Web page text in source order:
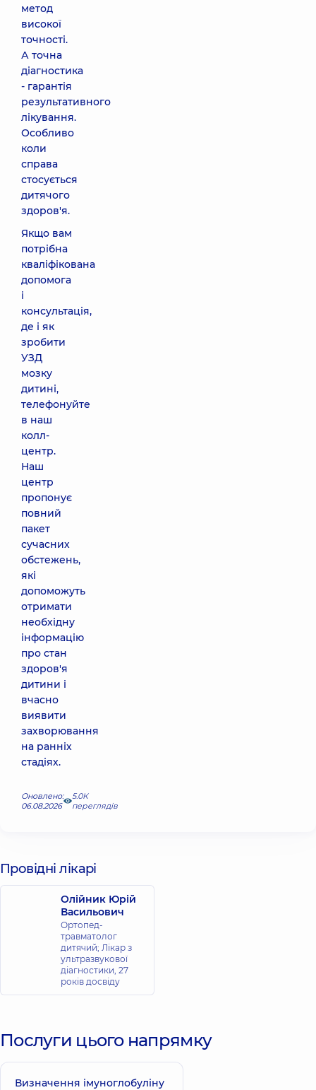
метод
високої
точності.
А точна
діагностика
- гарантія
результативного
лікування.
Особливо
коли
справа
стосується
дитячого
здоров'я.
Якщо вам
потрібна
кваліфікована
допомога
і
консультація,
де і як
зробити
УЗД
мозку
дитині,
телефонуйте
в наш
колл-
центр.
Наш
центр
пропонує
повний
пакет
сучасних
обстежень,
які
допоможуть
отримати
необхідну
інформацію
про стан
здоров'я
дитини і
вчасно
виявити
захворювання
на ранніх
стадіях.
Оновлено:
06.08.2026
5.0К
переглядів
Провідні лікарі
Олійник Юрій
Васильович
Ортопед-
травматолог
дитячий; Лікар з
ультразвукової
діагностики, 27
років досвіду
Послуги цього напрямку
Визначення імуноглобуліну